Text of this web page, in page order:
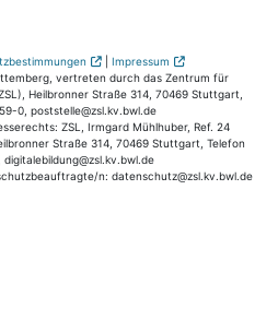
| Impressum
vertreten durch das Zentrum für
Heilbronner Straße 314, 70469 Stuttgart,
0, poststelle@zsl.kv.bwl.de
ZSL, Irmgard Mühlhuber, Ref. 24
Straße 314, 70469 Stuttgart, Telefon
n: datenschutz@zsl.kv.bwl.de